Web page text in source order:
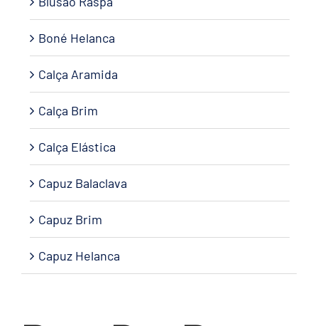
Boné Helanca
Calça Aramida
Calça Brim
Calça Elástica
Capuz Balaclava
Capuz Brim
Capuz Helanca